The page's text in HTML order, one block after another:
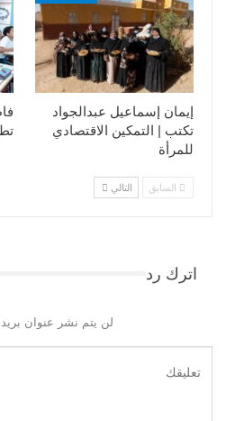
إيمان إسماعيل عبدالجواد
تكتب | التمكين الاقتصادي
للمرأة
السابق التالي
اترك رد
لن يتم نشر عنوان